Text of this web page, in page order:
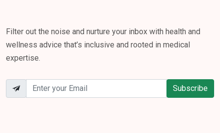
Filter out the noise and nurture your inbox with health and
wellness advice that’s inclusive and rooted in medical
expertise.
Subscribe